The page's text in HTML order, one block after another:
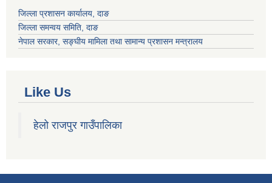
जिल्ला प्रशासन कार्यालय, दाङ
जिल्ला समन्वय समिति, दाङ
नेपाल सरकार, सङ्घीय मामिला तथा सामान्य प्रशासन मन्त्रालय
Like Us
हेलो राजपुर गाउँपालिका